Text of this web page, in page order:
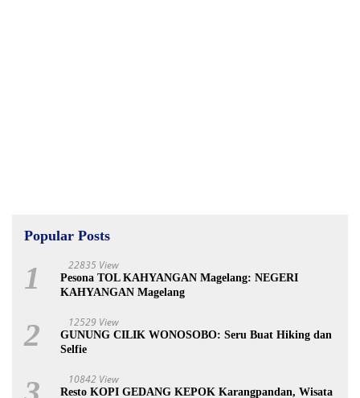
Popular Posts
1 22835 View
Pesona TOL KAHYANGAN Magelang: NEGERI
KAHYANGAN Magelang
2 12529 View
GUNUNG CILIK WONOSOBO: Seru Buat Hiking dan
Selfie
10842 View
Resto KOPI GEDANG KEPOK Karangpandan, Wisata